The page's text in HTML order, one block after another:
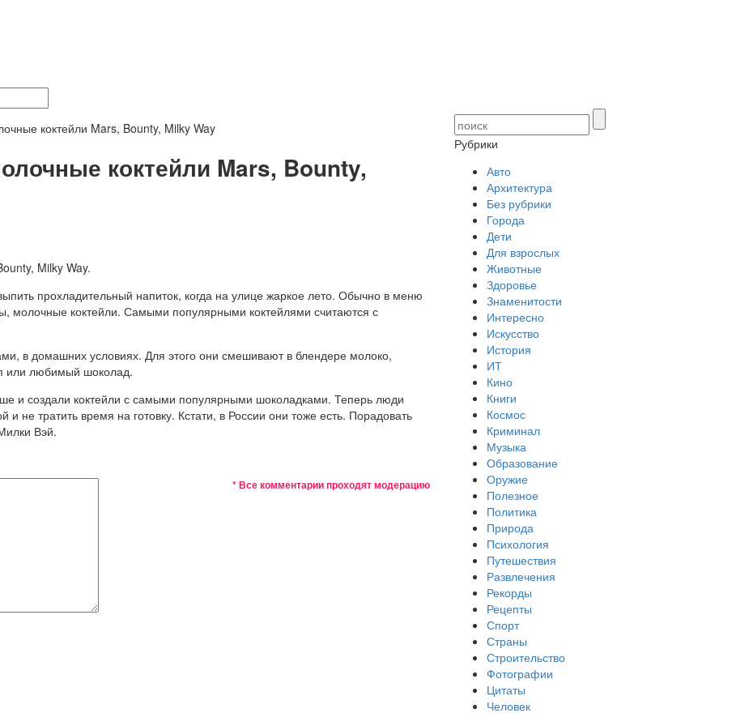
коктейли Mars, Bounty, Milky Way
коктейли Mars, Bounty,
Milky Way.
прохладительный напиток, когда на улице жаркое лето. Обычно в меню
молочные коктейли. Самыми популярными коктейлями считаются с
в домашних условиях. Для этого они смешивают в блендере молоко,
или любимый шоколад.
и создали коктейли с самыми популярными шоколадками. Теперь люди
и не тратить время на готовку. Кстати, в России они тоже есть. Порадовать
Вэй.
* Все комментарии проходят модерацию
Рубрики
Авто
Архитектура
Без рубрики
Города
Дети
Для взрослых
Животные
Здоровье
Знаменитости
Интересно
Искусство
История
ИТ
Кино
Книги
Космос
Криминал
Музыка
Образование
Оружие
Полезное
Политика
Природа
Психология
Путешествия
Развлечения
Рекорды
Рецепты
Спорт
Страны
Строительство
Фотографии
Цитаты
Человек